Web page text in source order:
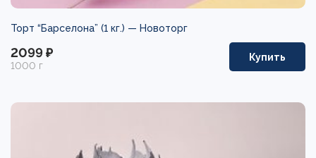
Торт “Барселона” (1 кг.) — Новоторг
2099 ₽
1000 г
Купить